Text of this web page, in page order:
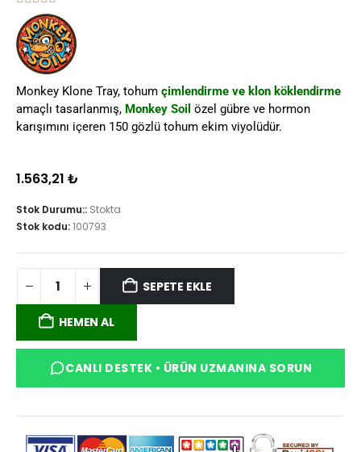
Monkey Klone Tray, tohum çimlendirme ve klon köklendirme
amaçlı tasarlanmış, Monkey Soil özel gübre ve hormon
karışımını içeren 150 gözlü tohum ekim viyolüdür.
1.563,21 ₺
Stok Durumu:: Stokta
Stok kodu:100793
SEPETE EKLE
HEMEN AL
CANLI DESTEK • ÜRÜN UZMANINA SORUN